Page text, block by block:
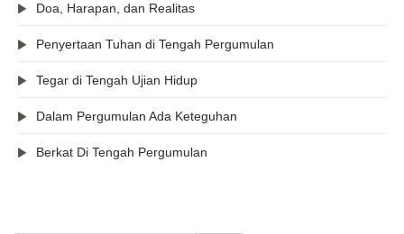
Doa, Harapan, dan Realitas
Penyertaan Tuhan di Tengah Pergumulan
Tegar di Tengah Ujian Hidup
Dalam Pergumulan Ada Keteguhan
Berkat Di Tengah Pergumulan